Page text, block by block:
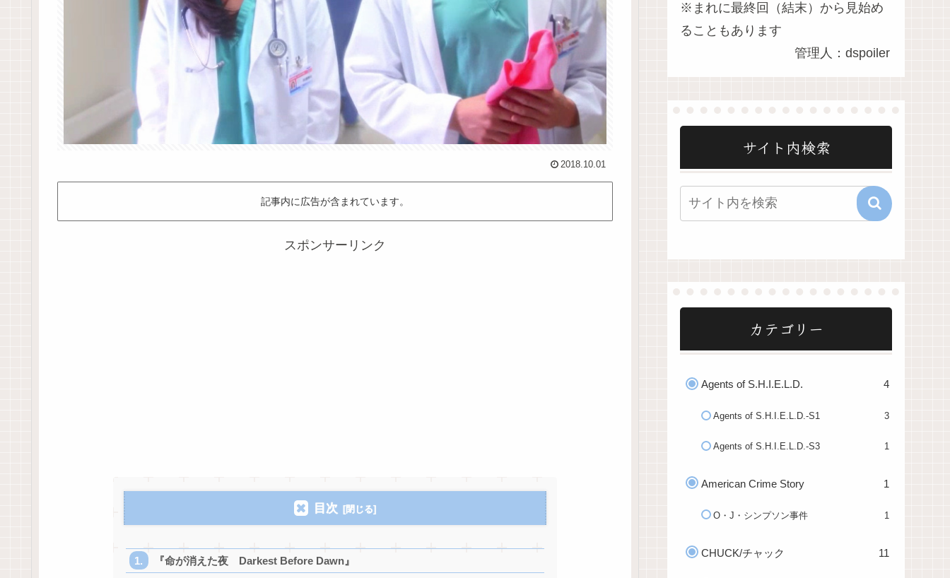
2018.10.01
記事内に広告が含まれています。
スポンサーリンク
目次
『命が消えた夜 Darkest Before Dawn』
※まれに最終回（結末）から見始め
ることもあります
管理人：dspoiler
サイト内検索
カテゴリー
Agents of S.H.I.E.L.D. 4
Agents of S.H.I.E.L.D.-S1 3
Agents of S.H.I.E.L.D.-S3 1
American Crime Story 1
O・J・シンプソン事件 1
CHUCK/チャック 11